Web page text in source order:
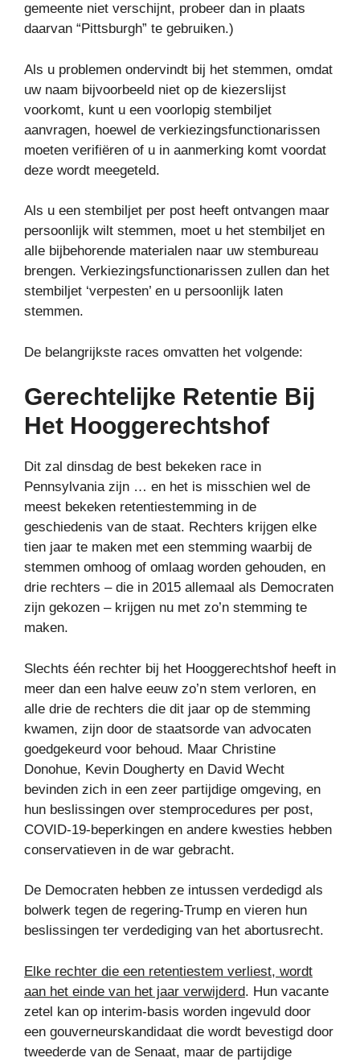
gemeente niet verschijnt, probeer dan in plaats
daarvan “Pittsburgh” te gebruiken.)
Als u problemen ondervindt bij het stemmen, omdat
uw naam bijvoorbeeld niet op de kiezerslijst
voorkomt, kunt u een voorlopig stembiljet
aanvragen, hoewel de verkiezingsfunctionarissen
moeten verifiëren of u in aanmerking komt voordat
deze wordt meegeteld.
Als u een stembiljet per post heeft ontvangen maar
persoonlijk wilt stemmen, moet u het stembiljet en
alle bijbehorende materialen naar uw stembureau
brengen. Verkiezingsfunctionarissen zullen dan het
stembiljet ‘verpesten’ en u persoonlijk laten
stemmen.
De belangrijkste races omvatten het volgende:
Gerechtelijke Retentie Bij
Het Hooggerechtshof
Dit zal dinsdag de best bekeken race in
Pennsylvania zijn … en het is misschien wel de
meest bekeken retentiestemming in de
geschiedenis van de staat. Rechters krijgen elke
tien jaar te maken met een stemming waarbij de
stemmen omhoog of omlaag worden gehouden, en
drie rechters – die in 2015 allemaal als Democraten
zijn gekozen – krijgen nu met zo’n stemming te
maken.
Slechts één rechter bij het Hooggerechtshof heeft in
meer dan een halve eeuw zo’n stem verloren, en
alle drie de rechters die dit jaar op de stemming
kwamen, zijn door de staatsorde van advocaten
goedgekeurd voor behoud. Maar Christine
Donohue, Kevin Dougherty en David Wecht
bevinden zich in een zeer partijdige omgeving, en
hun beslissingen over stemprocedures per post,
COVID-19-beperkingen en andere kwesties hebben
conservatieven in de war gebracht.
De Democraten hebben ze intussen verdedigd als
bolwerk tegen de regering-Trump en vieren hun
beslissingen ter verdediging van het abortusrecht.
Elke rechter die een retentiestem verliest, wordt
aan het einde van het jaar verwijderd. Hun vacante
zetel kan op interim-basis worden ingevuld door
een gouverneurskandidaat die wordt bevestigd door
tweederde van de Senaat, maar de partijdige